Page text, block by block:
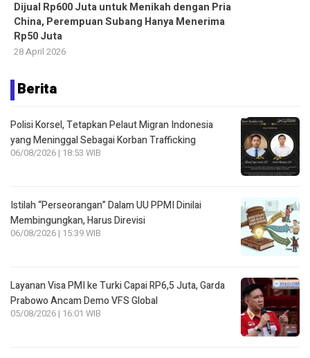
Dijual Rp600 Juta untuk Menikah dengan Pria
China, Perempuan Subang Hanya Menerima
Rp50 Juta
28 April 2026
Berita
Polisi Korsel, Tetapkan Pelaut Migran Indonesia
yang Meninggal Sebagai Korban Trafficking
06/08/2026 | 18:53 WIB
Istilah “Perseorangan” Dalam UU PPMI Dinilai
Membingungkan, Harus Direvisi
06/08/2026 | 15:39 WIB
Layanan Visa PMI ke Turki Capai RP6,5 Juta, Garda
Prabowo Ancam Demo VFS Global
05/08/2026 | 16:01 WIB